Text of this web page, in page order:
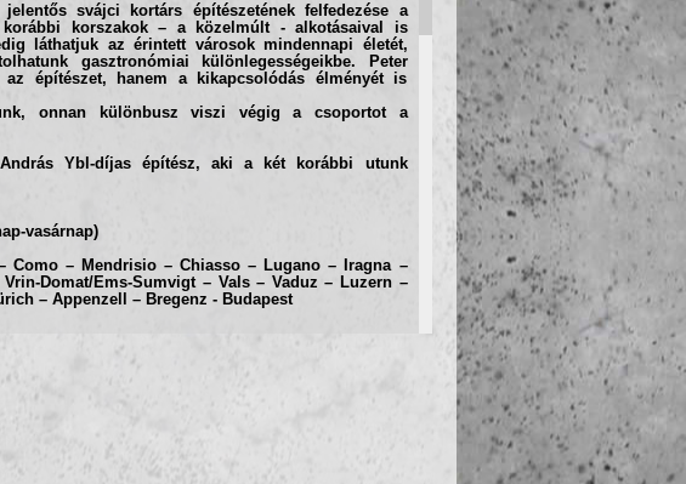
svájci kortárs építészetének felfedezése a
korszakok – a közelmúlt - alkotásaival is
láthatjuk az érintett városok mindennapi életét,
gasztronómiai különlegességeikbe. Peter
építészet, hanem a kikapcsolódás élményét is
onnan különbusz viszi végig a csoportot a
Ybl-díjas építész, aki a két korábbi utunk
vasárnap)
Como – Mendrisio – Chiasso – Lugano – Iragna –
Domat/Ems-Sumvigt – Vals – Vaduz – Luzern –
– Appenzell – Bregenz - Budapest
szeretnénk elérni:
Rossi), Nuovo Portello Housing (Cino Zucchi)
Architects), New Milan Trade Fair (Fuksas)
M. A. X. Museo (Nolli-Durisch)
(Gigon-Guyer)